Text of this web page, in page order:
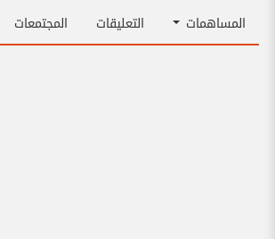
المساهمات التعليقات المجتمعات